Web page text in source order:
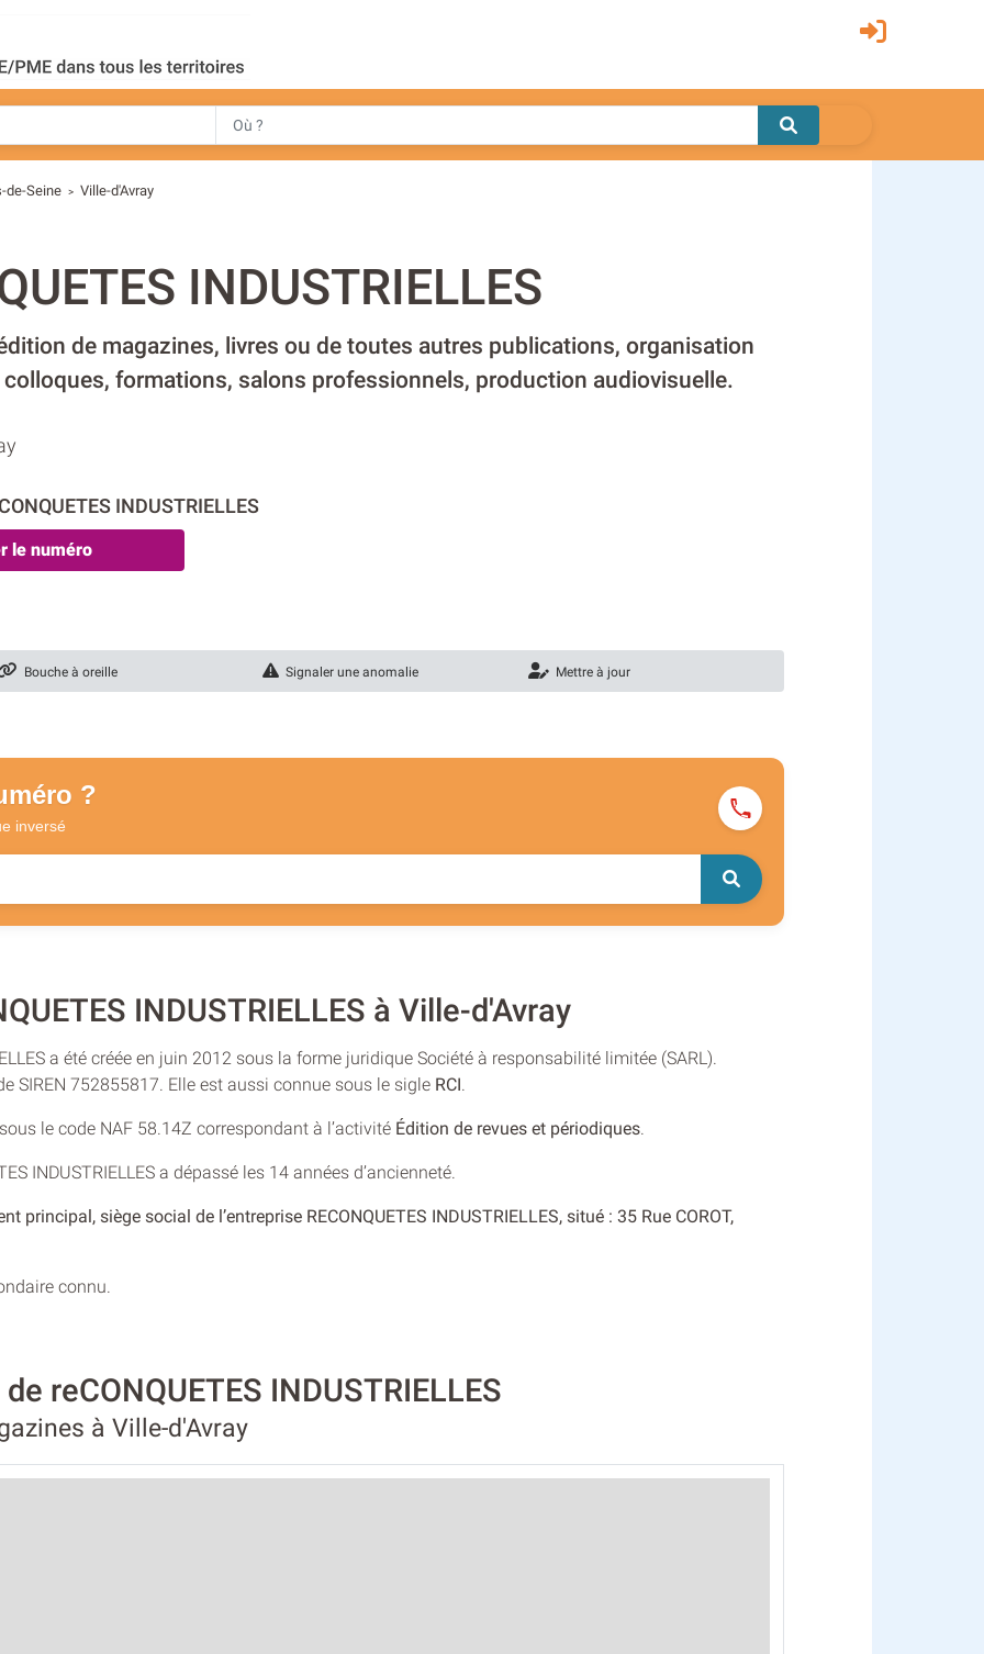
de-Seine > Ville-d'Avray
INDUSTRIELLES
de magazines, livres ou de toutes autres publications, organisation
colloques, formations, salons professionnels, production audiovisuelle.
INDUSTRIELLES
le numéro
Bouche à oreille Signaler une anomalie Mettre à jour
?
inversé
INDUSTRIELLES à Ville-d'Avray
a été créée en juin 2012 sous la forme juridique Société à responsabilité limitée (SARL).
SIREN 752855817. Elle est aussi connue sous le sigle RCI.
le code NAF 58.14Z correspondant à l’activité Édition de revues et périodiques.
INDUSTRIELLES a dépassé les 14 années d’ancienneté.
principal, siège social de l’entreprise RECONQUETES INDUSTRIELLES, situé : 35 Rue COROT,
connu.
reCONQUETES INDUSTRIELLES
à Ville-d'Avray